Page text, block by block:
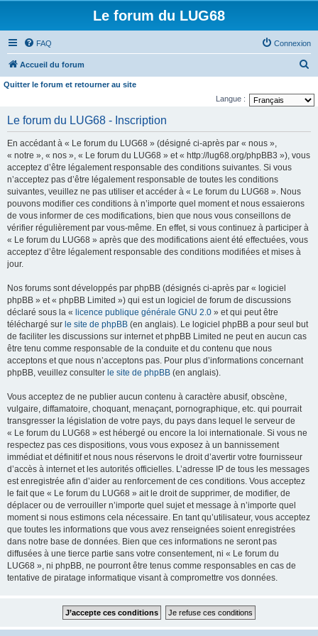
Le forum du LUG68
FAQ Connexion
Accueil du forum
c
e
Quitter le forum et retourner au site
Langue :
Le forum du LUG68 - Inscription
En accédant à « Le forum du LUG68 » (désigné ci-après par « nous »,
« notre », « nos », « Le forum du LUG68 » et « http://lug68.org/phpBB3 »), vous
acceptez d’être légalement responsable des conditions suivantes. Si vous
n’acceptez pas d’être légalement responsable de toutes les conditions
suivantes, veuillez ne pas utiliser et accéder à « Le forum du LUG68 ». Nous
pouvons modifier ces conditions à n’importe quel moment et nous essaierons
de vous informer de ces modifications, bien que nous vous conseillons de
vérifier régulièrement par vous-même. En effet, si vous continuez à participer à
« Le forum du LUG68 » après que des modifications aient été effectuées, vous
acceptez d’être légalement responsable des conditions modifiées et mises à
jour.
Nos forums sont développés par phpBB (désignés ci-après par « logiciel
phpBB » et « phpBB Limited ») qui est un logiciel de forum de discussions
déclaré sous la « licence publique générale GNU 2.0 » et qui peut être
téléchargé sur le site de phpBB (en anglais). Le logiciel phpBB a pour seul but
de faciliter les discussions sur internet et phpBB Limited ne peut en aucun cas
être tenu comme responsable de la conduite et du contenu que nous
acceptons et que nous n’acceptons pas. Pour plus d’informations concernant
phpBB, veuillez consulter le site de phpBB (en anglais).
Vous acceptez de ne publier aucun contenu à caractère abusif, obscène,
vulgaire, diffamatoire, choquant, menaçant, pornographique, etc. qui pourrait
transgresser la législation de votre pays, du pays dans lequel le serveur de
« Le forum du LUG68 » est hébergé ou encore la loi internationale. Si vous ne
respectez pas ces dispositions, vous vous exposez à un bannissement
immédiat et définitif et nous nous réservons le droit d’avertir votre fournisseur
d’accès à internet et les autorités officielles. L’adresse IP de tous les messages
est enregistrée afin d’aider au renforcement de ces conditions. Vous acceptez
le fait que « Le forum du LUG68 » ait le droit de supprimer, de modifier, de
déplacer ou de verrouiller n’importe quel sujet et message à n’importe quel
moment si nous estimons cela nécessaire. En tant qu’utilisateur, vous acceptez
que toutes les informations que vous avez renseignées soient enregistrées
dans notre base de données. Bien que ces informations ne seront pas
diffusées à une tierce partie sans votre consentement, ni « Le forum du
LUG68 », ni phpBB, ne pourront être tenus comme responsables en cas de
tentative de piratage informatique visant à compromettre vos données.